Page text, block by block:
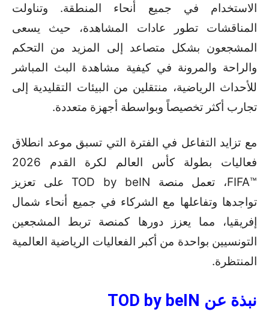
الاستخدام في جميع أنحاء المنطقة. وتناولت
المناقشات تطور عادات المشاهدة، حيث يسعى
المشجعون بشكل متصاعد إلى المزيد من التحكم
والراحة والمرونة في كيفية مشاهدة البث المباشر
للأحداث الرياضية، منتقلين من البيئات التقليدية إلى
تجارب أكثر تخصيصاً وبواسطة أجهزة متعددة.
مع تزايد التفاعل في الفترة التي تسبق موعد انطلاق
فعاليات بطولة كأس العالم لكرة القدم 2026
™FIFA، تعمل منصة TOD by beIN على تعزيز
تواجدها وتفاعلها مع الشركاء في جميع أنحاء شمال
إفريقيا، مما يعزز دورها كمنصة تربط المشجعين
التونسيين بواحدة من أكبر الفعاليات الرياضية العالمية
المنتظرة.
نبذة عن TOD by beIN